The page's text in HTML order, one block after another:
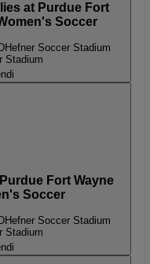
at Purdue Fort
Soccer
Hefner Soccer Stadium
Stadium
Fort Wayne
Soccer
Hefner Soccer Stadium
Stadium